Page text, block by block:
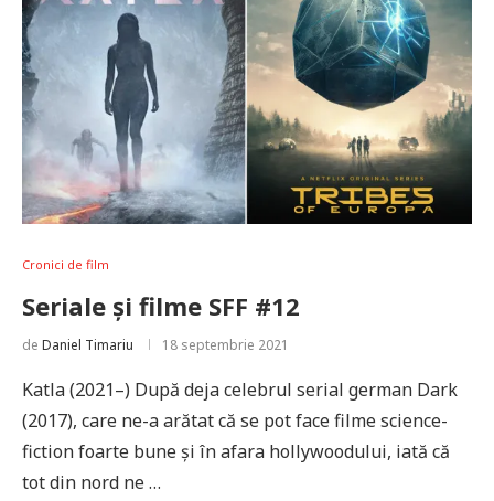
Cronici de film
Seriale și filme SFF #12
de Daniel Timariu 18 septembrie 2021
Katla (2021–) După deja celebrul serial german Dark
(2017), care ne-a arătat că se pot face filme science-
fiction foarte bune și în afara hollywoodului, iată că
tot din nord ne …